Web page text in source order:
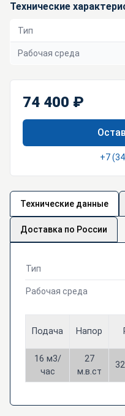
Технические
Тип
Рабочая среда
74 400 ₽
+7
Технические данные
Доставка по России
Тип
Рабочая среда
Подача Напор
16 м3/
час
27
м.в.ст